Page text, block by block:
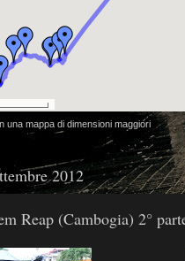
una mappa di dimensioni maggiori
2012
Reap (Cambogia) 2°